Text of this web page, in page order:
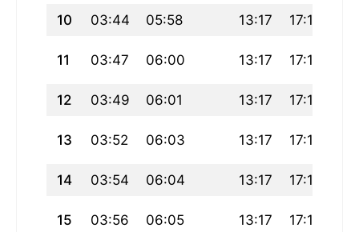
10 03:44 05:58 13:17 17:18
11 03:47 06:00 13:17 17:17
12 03:49 06:01 13:17 17:16
13 03:52 06:03 13:17 17:15
14 03:54 06:04 13:17 17:15
15 03:56 06:05 13:17 17:14